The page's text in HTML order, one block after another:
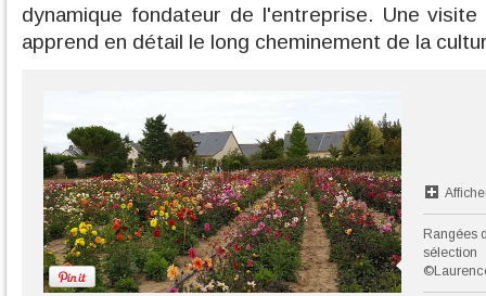
dynamique fondateur de l'entreprise. Une
apprend en détail le long cheminement de la
Rangées
sélection